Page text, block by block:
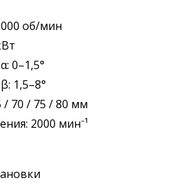
об/мин
0–1,5°
1,5–8°
/ 70 / 75 / 80 мм
2000 мин⁻¹